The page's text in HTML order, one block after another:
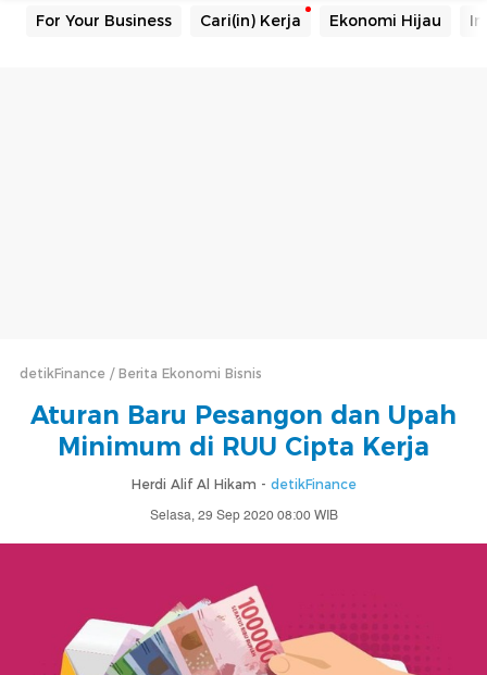
For Your Business Cari(in) Kerja Ekonomi Hijau
detikFinance Berita Ekonomi Bisnis
Aturan Baru Pesangon dan Upah
Minimum di RUU Cipta Kerja
Herdi Alif Al Hikam - detikFinance
Selasa, 29 Sep 2020 08:00 WIB